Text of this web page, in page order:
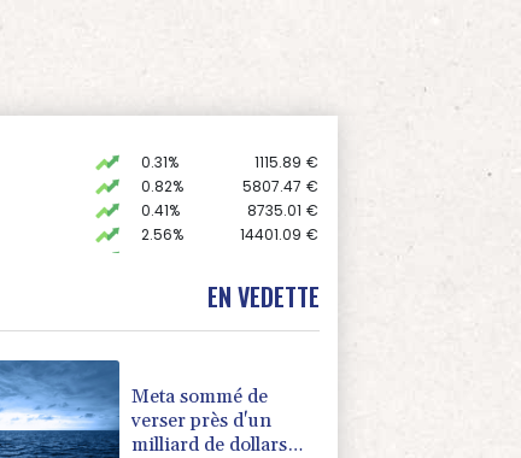
0.31% 1115.89 €
0.82% 5807.47 €
0.41% 8735.01 €
2.56% 14401.09 €
9197.94 €
1416.23
€
0.46% 4322.09 €
EN VEDETTE
Meta sommé de
verser près d'un
milliard de dollars